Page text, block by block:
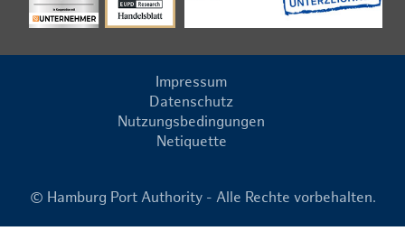
Impressum
Datenschutz
Nutzungsbedingungen
Netiquette
© Hamburg Port Authority - Alle Rechte vorbehalten.